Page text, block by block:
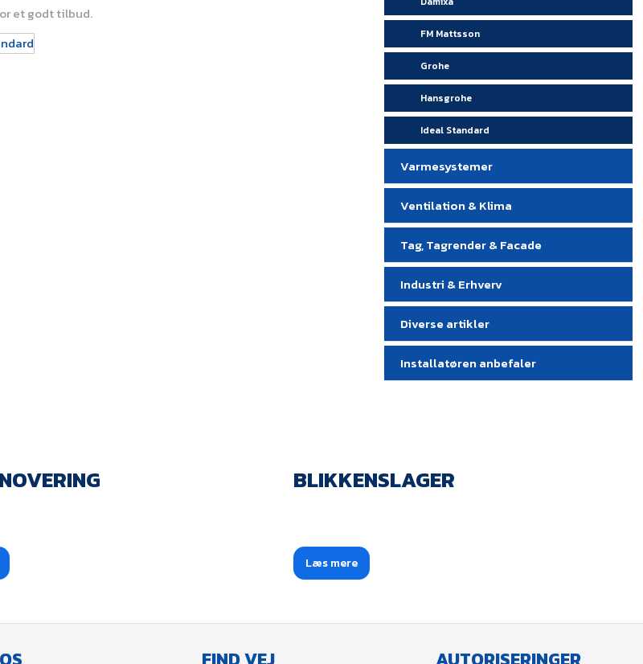
et godt tilbud.
FM Mattsson
Grohe
Hansgrohe
Ideal Standard
Varmesystemer
Ventilation & Klima
Tag, Tagrender & Facade
Industri & Erhverv
Diverse artikler
Installatøren anbefaler
BLIKKENSLAGER
Læs mere​